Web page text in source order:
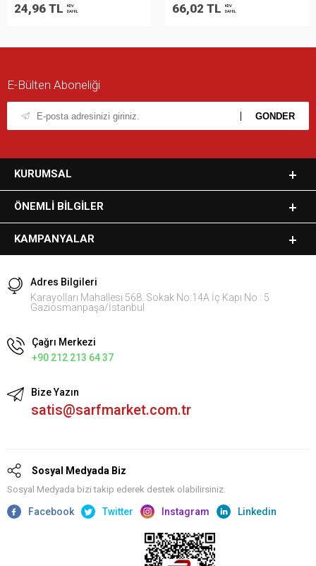
24,96 TL
KDV
DAHİL
66,02 TL
KDV
DAHİL
E-Bülten Aboneliği
KURUMSAL
ÖNEMLI BILGILER
KAMPANYALAR
Adres Bilgileri
Karayolları Mahallesi 568. Sokak No:14A İç Kapı No : 5
Gaziosmanpaşa/İstanbul
Çağrı Merkezi
+90 212 213 64 37
Bize Yazın
satis@sarfmarket.com.tr
Sosyal Medyada Biz
Sosyal Medyada bizi takip ederek destek olabilirsiniz.
Facebook Twitter Instagram Linkedin